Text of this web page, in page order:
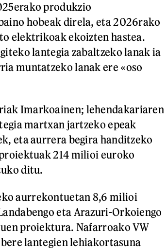
produkzio
hobeak direla, eta 2026rako
elektrikoak ekoizten hastea.
lantegia zabaltzeko lanak ia
muntatzeko lanak ere «oso
Imarkoainen; lehendakariaren
martxan jartzeko epeak
eta aurrera begira handitzeko
214 milioi euroko
ditu.
aurrekontuetan 8,6 milioi
eta Arazuri-Orkoiengo
proiektura. Nafarroako VW
lantegien lehiakortasuna